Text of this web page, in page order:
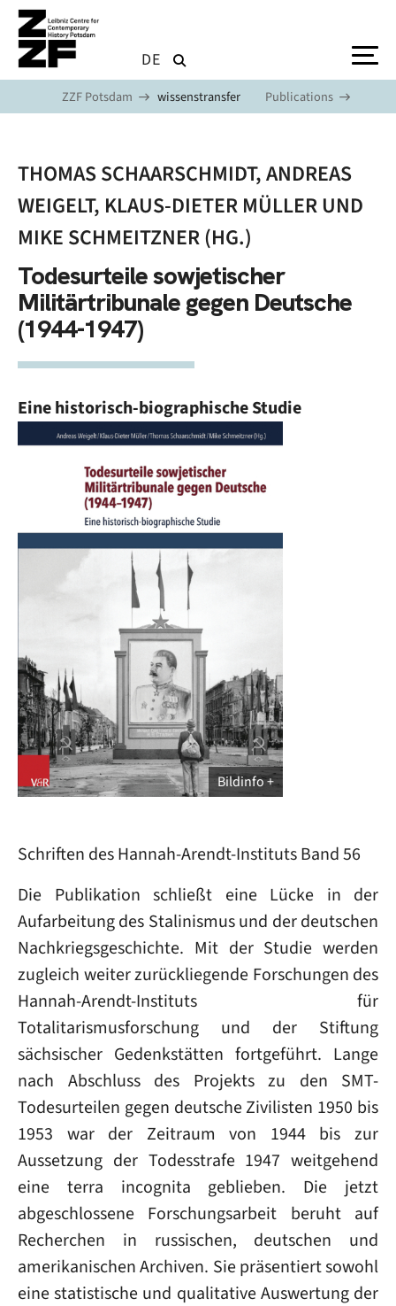
Skip to main content
DE
ZZF Potsdam wissenstransfer Publications
THOMAS SCHAARSCHMIDT, ANDREAS
WEIGELT, KLAUS-DIETER MÜLLER UND
MIKE SCHMEITZNER (HG.)
Todesurteile sowjetischer
Militärtribunale gegen Deutsche
(1944-1947)
Eine historisch-biographische Studie
Bildinfo
Schriften des Hannah-Arendt-Instituts Band 56
Die Publikation schließt eine Lücke in der
Aufarbeitung des Stalinismus und der deutschen
Nachkriegsgeschichte. Mit der Studie werden
zugleich weiter zurückliegende Forschungen des
Hannah-Arendt-Instituts für
Totalitarismusforschung und der Stiftung
sächsischer Gedenkstätten fortgeführt. Lange
nach Abschluss des Projekts zu den SMT-
Todesurteilen gegen deutsche Zivilisten 1950 bis
1953 war der Zeitraum von 1944 bis zur
Aussetzung der Todesstrafe 1947 weitgehend
eine terra incognita geblieben. Die jetzt
abgeschlossene Forschungsarbeit beruht auf
Recherchen in russischen, deutschen und
amerikanischen Archiven. Sie präsentiert sowohl
eine statistische und qualitative Auswertung der